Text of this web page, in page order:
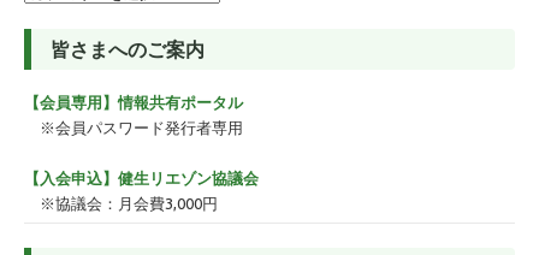
リ
皆さまへのご案内
【会員専用】情報共有ポータル
※会員パスワード発行者専用
【入会申込】健生リエゾン協議会
※協議会：月会費3,000円